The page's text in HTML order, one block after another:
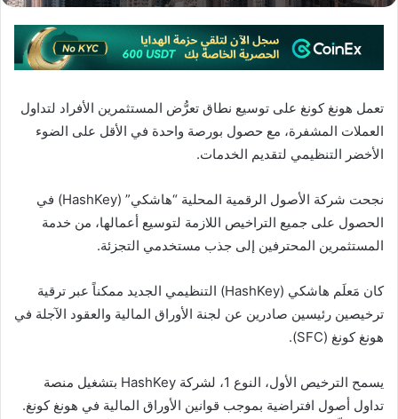
تعمل هونغ كونغ على توسيع نطاق تعرُّض المستثمرين الأفراد لتداول
العملات المشفرة، مع حصول بورصة واحدة في الأقل على الضوء
الأخضر التنظيمي لتقديم الخدمات.
نجحت شركة الأصول الرقمية المحلية “هاشكي” (HashKey) في
الحصول على جميع التراخيص اللازمة لتوسيع أعمالها، من خدمة
المستثمرين المحترفين إلى جذب مستخدمي التجزئة.
كان مَعلَم هاشكي (HashKey) التنظيمي الجديد ممكناً عبر ترقية
ترخيصين رئيسين صادرين عن لجنة الأوراق المالية والعقود الآجلة في
هونغ كونغ (SFC).
يسمح الترخيص الأول، النوع 1، لشركة HashKey بتشغيل منصة
تداول أصول افتراضية بموجب قوانين الأوراق المالية في هونغ كونغ.